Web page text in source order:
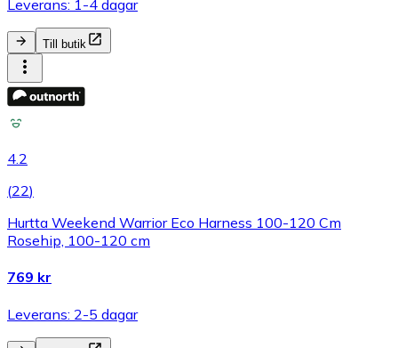
Leverans: 1-4 dagar
Till butik
4.2
(22)
Hurtta Weekend Warrior Eco Harness 100-120 Cm
Rosehip, 100-120 cm
769 kr
Leverans: 2-5 dagar